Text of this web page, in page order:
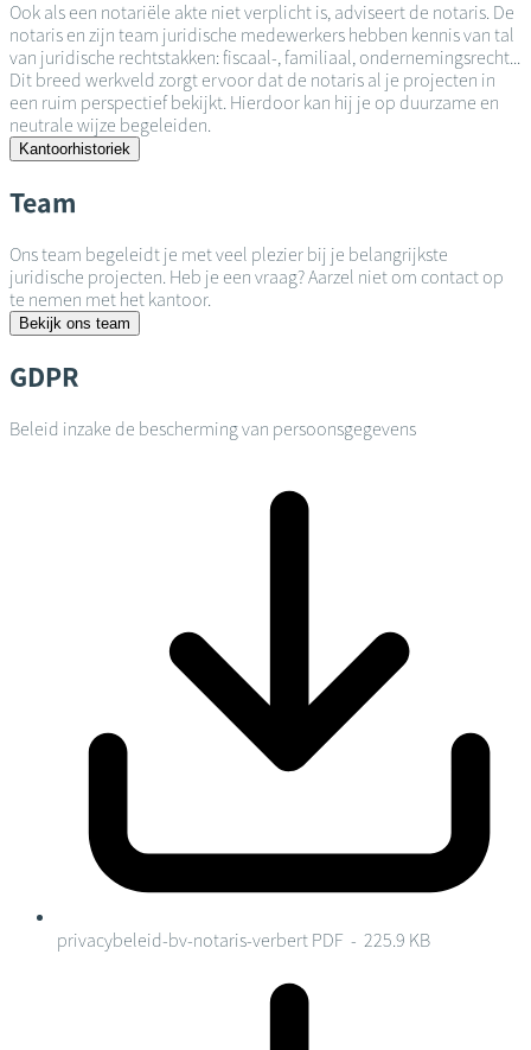
Ook als een notariële akte niet verplicht is, adviseert de notaris. De
notaris en zijn team juridische medewerkers hebben kennis van tal
van juridische rechtstakken: fiscaal-, familiaal, ondernemingsrecht...
Dit breed werkveld zorgt ervoor dat de notaris al je projecten in
een ruim perspectief bekijkt. Hierdoor kan hij je op duurzame en
neutrale wijze begeleiden.
Kantoorhistoriek
Team
Ons team begeleidt je met veel plezier bij je belangrijkste
juridische projecten. Heb je een vraag? Aarzel niet om contact op
te nemen met het kantoor.
Bekijk ons team
GDPR
Beleid inzake de bescherming van persoonsgegevens
privacybeleid-bv-notaris-verbert PDF - 225.9 KB